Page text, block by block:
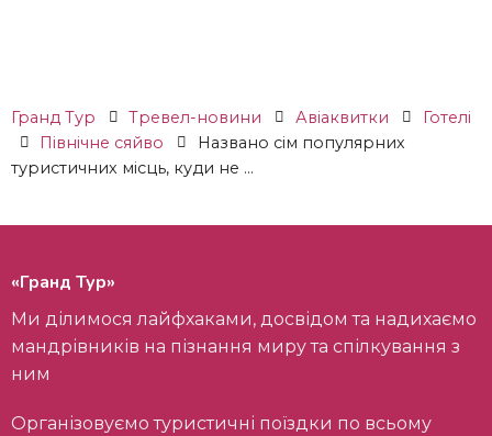
Гранд Тур Тревел-новини Авіаквитки
Готелі
Північне сяйво
Названо сім популярних
туристичних місць, куди не ...
«Гранд Тур»
Ми ділимося лайфхаками, досвідом та надихаємо
мандрівників на пізнання миру та спілкування з
ним
Організовуємо туристичні поїздки по всьому